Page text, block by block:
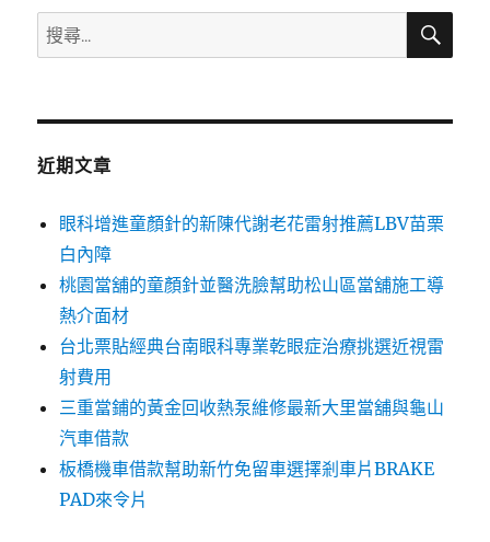
搜
尋
鍵
搜
近期文章
眼科增進童顏針的新陳代謝老花雷射推薦LBV苗栗
白內障
桃園當舖的童顏針並醫洗臉幫助松山區當舖施工導
熱介面材
台北票貼經典台南眼科專業乾眼症治療挑選近視雷
射費用
三重當鋪的黃金回收熱泵維修最新大里當舖與龜山
汽車借款
板橋機車借款幫助新竹免留車選擇剎車片BRAKE
PAD來令片